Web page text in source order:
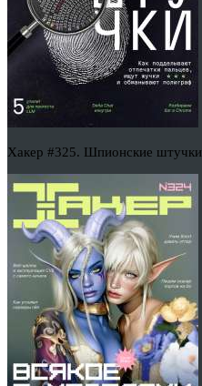
Хакер #325. Шпионские штучки